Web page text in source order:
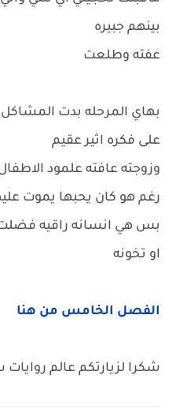
بينهم جبيره
عفته وطلعت
بهاي المرحله بدت المشاكل
على فكره اثير عقيم
وزوجته عافته علمود
رغم هو كان يحبها يموت
بس هي انسانه راقيه
او تخونه
الفصل الخامس من هنا
شكرا لزيارتكم عالم